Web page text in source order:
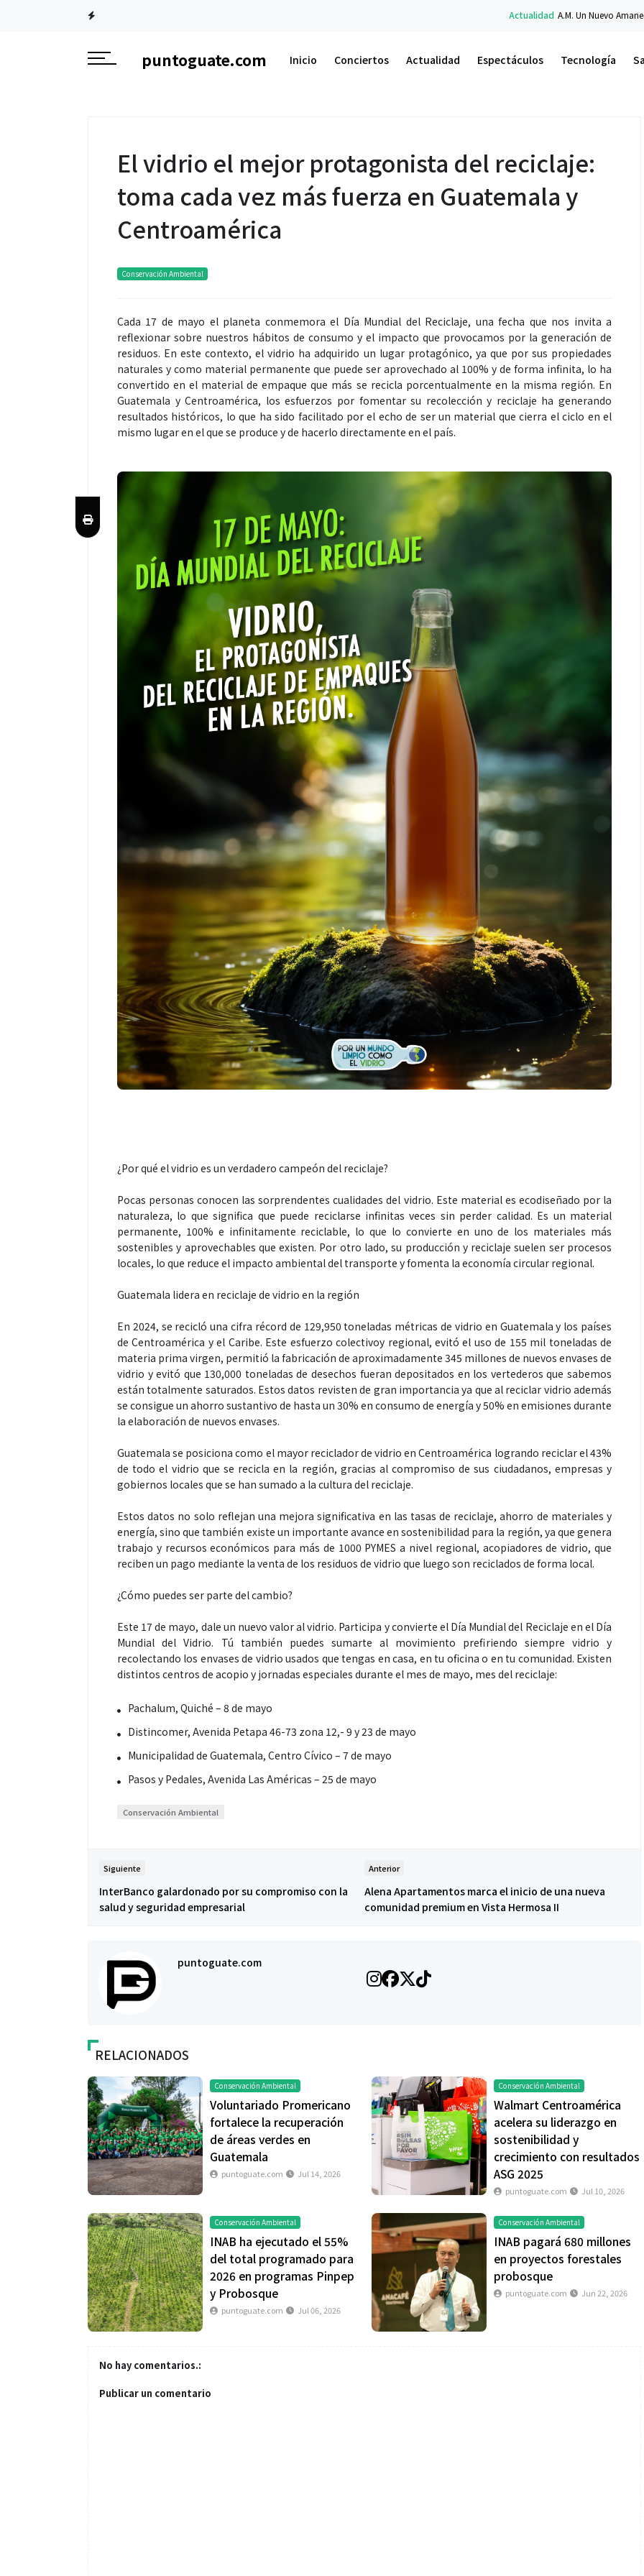
A.M. Un Nuevo Amanecer: el libro de
puntoguate.com Inicio Conciertos Actualidad Espectáculos Tecnología
El vidrio el mejor protagonista del reciclaje:
toma cada vez más fuerza en Guatemala y
Centroamérica
Conservación Ambiental
Cada 17 de mayo el planeta conmemora el Día Mundial del Reciclaje, una fecha que nos invita a
reflexionar sobre nuestros hábitos de consumo y el impacto que provocamos por la generación de
residuos. En este contexto, el vidrio ha adquirido un lugar protagónico, ya que por sus propiedades
naturales y como material permanente que puede ser aprovechado al 100% y de forma infinita, lo ha
convertido en el material de empaque que más se recicla porcentualmente en la misma región. En
Guatemala y Centroamérica, los esfuerzos por fomentar su recolección y reciclaje ha generando
resultados históricos, lo que ha sido facilitado por el echo de ser un material que cierra el ciclo en el
mismo lugar en el que se produce y de hacerlo directamente en el país.
¿Por qué el vidrio es un verdadero campeón del reciclaje?
Pocas personas conocen las sorprendentes cualidades del vidrio. Este material es ecodiseñado por la
naturaleza, lo que significa que puede reciclarse infinitas veces sin perder calidad. Es un material
permanente, 100% e infinitamente reciclable, lo que lo convierte en uno de los materiales más
sostenibles y aprovechables que existen. Por otro lado, su producción y reciclaje suelen ser procesos
locales, lo que reduce el impacto ambiental del transporte y fomenta la economía circular regional.
Guatemala lidera en reciclaje de vidrio en la región
En 2024, se recicló una cifra récord de 129,950 toneladas métricas de vidrio en Guatemala y los países
de Centroamérica y el Caribe. Este esfuerzo colectivoy regional, evitó el uso de 155 mil toneladas de
materia prima virgen, permitió la fabricación de aproximadamente 345 millones de nuevos envases de
vidrio y evitó que 130,000 toneladas de desechos fueran depositados en los vertederos que sabemos
están totalmente saturados. Estos datos revisten de gran importancia ya que al reciclar vidrio además
se consigue un ahorro sustantivo de hasta un 30% en consumo de energía y 50% en emisiones durante
la elaboración de nuevos envases.
Guatemala se posiciona como el mayor reciclador de vidrio en Centroamérica logrando reciclar el 43%
de todo el vidrio que se recicla en la región, gracias al compromiso de sus ciudadanos, empresas y
gobiernos locales que se han sumado a la cultura del reciclaje.
Estos datos no solo reflejan una mejora significativa en las tasas de reciclaje, ahorro de materiales y
energía, sino que también existe un importante avance en sostenibilidad para la región, ya que genera
trabajo y recursos económicos para más de 1000 PYMES a nivel regional, acopiadores de vidrio, que
reciben un pago mediante la venta de los residuos de vidrio que luego son reciclados de forma local.
¿Cómo puedes ser parte del cambio?
Este 17 de mayo, dale un nuevo valor al vidrio. Participa y convierte el Día Mundial del Reciclaje en el Día
Mundial del Vidrio. Tú también puedes sumarte al movimiento prefiriendo siempre vidrio y
recolectando los envases de vidrio usados que tengas en casa, en tu oficina o en tu comunidad. Existen
distintos centros de acopio y jornadas especiales durante el mes de mayo, mes del reciclaje:
Pachalum, Quiché – 8 de mayo
Distincomer, Avenida Petapa 46-73 zona 12,- 9 y 23 de mayo
Municipalidad de Guatemala, Centro Cívico – 7 de mayo
Pasos y Pedales, Avenida Las Américas – 25 de mayo
Conservación Ambiental
Siguiente
InterBanco galardonado por su compromiso con la
salud y seguridad empresarial
Anterior
Alena Apartamentos marca el inicio de una nueva
comunidad premium en Vista Hermosa II
puntoguate.com
RELACIONADOS
Conservación Ambiental
Voluntariado Promericano
fortalece la recuperación
de áreas verdes en
Guatemala
puntoguate.com Jul 14, 2026
Conservación Ambiental
Walmart Centroamérica
acelera su liderazgo en
sostenibilidad y
crecimiento con resultados
ASG 2025
puntoguate.com Jul 10, 2026
Conservación Ambiental
INAB ha ejecutado el 55%
del total programado para
2026 en programas Pinpep
y Probosque
puntoguate.com Jul 06, 2026
Conservación Ambiental
INAB pagará 680 millones
en proyectos forestales
probosque
puntoguate.com Jun 22, 2026
No hay comentarios.:
Publicar un comentario
Shakira rompe récords con
Espectáculos
La marimba une generaciones: el
“Donde quiera que estés” el
¿Qué comer antes de un partido
El cuidado de la piel va mucho
merece una atención específica